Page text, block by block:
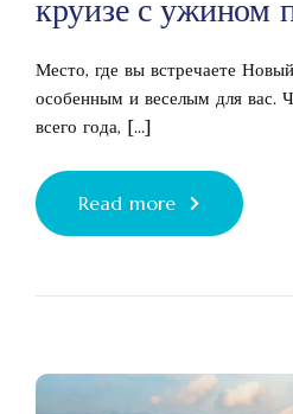
круизе с ужином
Место, где вы встречаете
особенным и веселым для вас.
всего года, [...]
Read more